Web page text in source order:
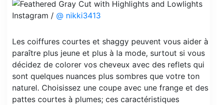
Instagram / @ nikki3413
Les coiffures courtes et shaggy peuvent vous aider à
paraître plus jeune et plus à la mode, surtout si vous
décidez de colorer vos cheveux avec des reflets qui
sont quelques nuances plus sombres que votre ton
naturel. Choisissez une coupe avec une frange et des
pattes courtes à plumes; ces caractéristiques